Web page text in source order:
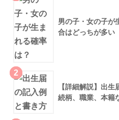
男の子・女の子が
合はどっちが多い
2
【詳細解説】出生
続柄、職業、本籍